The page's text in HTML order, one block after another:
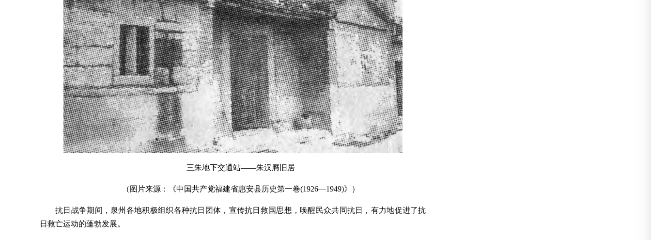
三朱地下交通站——朱汉膺旧居
（图片来源：《中国共产党福建省惠安县历史第一卷(1926—1949)》）
抗日战争期间，泉州各地积极组织各种抗日团体，宣传抗日救国思想，唤醒民众共同抗日，有力地促进了抗
日救亡运动的蓬勃发展。